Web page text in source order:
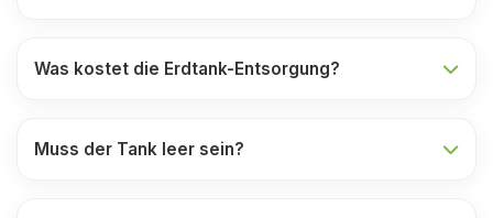
Was kostet die Erdtank-Entsorgung?
Muss der Tank leer sein?